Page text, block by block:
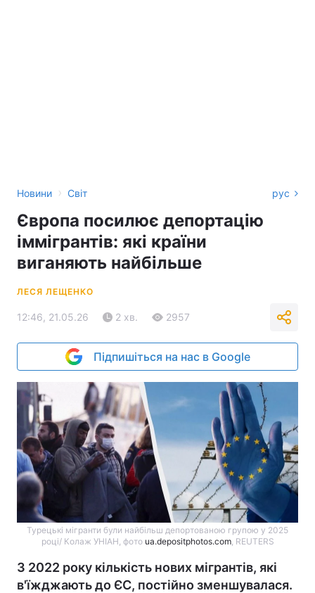
Новини › Світ рус
Європа посилює депортацію
іммігрантів: які країни
виганяють найбільше
ЛЕСЯ ЛЕЩЕНКО
12:46, 21.05.26 2 хв. 2957
Підпишіться на нас в Google
Турецькі мігранти були найбільш депортованою групою у 2025
році/ Колаж УНІАН, фото ua.depositphotos.com, REUTERS
З 2022 року кількість нових мігрантів, які
в'їжджають до ЄС, постійно зменшувалася.